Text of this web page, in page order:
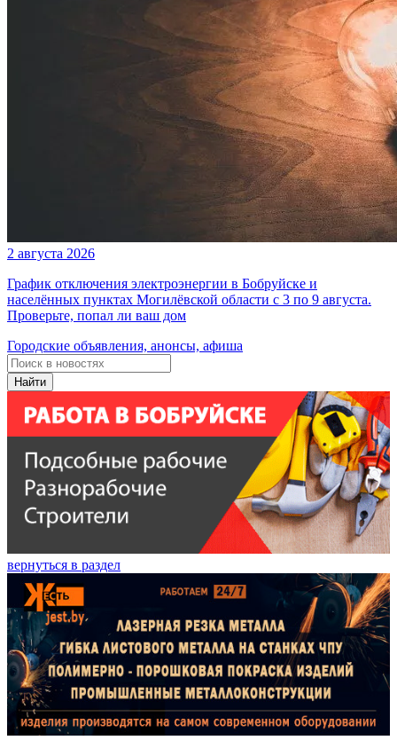
2 августа 2026
График отключения электроэнергии в Бобруйске и
населённых пунктах Могилёвской области с 3 по 9 августа.
Проверьте, попал ли ваш дом
Городские объявления, анонсы, афиша
Найти
вернуться в раздел